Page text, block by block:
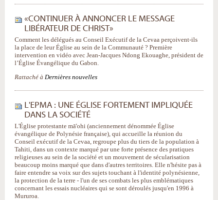
«CONTINUER À ANNONCER LE MESSAGE
LIBÉRATEUR DE CHRIST»
Comment les délégués au Conseil Exécutif de la Cevaa perçoivent-ils
la place de leur Église au sein de la Communauté ? Première
intervention en vidéo avec Jean-Jacques Ndong Ekouaghe, président de
l’Église Évangélique du Gabon.
Rattaché à Dernières nouvelles
L'EPMA : UNE ÉGLISE FORTEMENT IMPLIQUÉE
DANS LA SOCIÉTÉ
L'Église protestante mā'ohi (anciennement dénommée Église
évangélique de Polynésie française), qui accueille la réunion du
Conseil exécutif de la Cevaa, regroupe plus du tiers de la population à
Tahiti, dans un contexte marqué par une forte présence des pratiques
religieuses au sein de la société et un mouvement de sécularisation
beaucoup moins marqué que dans d'autres territoires. Elle n'hésite pas à
faire entendre sa voix sur des sujets touchant à l'identité polynésienne,
la protection de la terre - l'un de ses combats les plus emblématiques
concernant les essais nucléaires qui se sont déroulés jusqu'en 1996 à
Mururoa.